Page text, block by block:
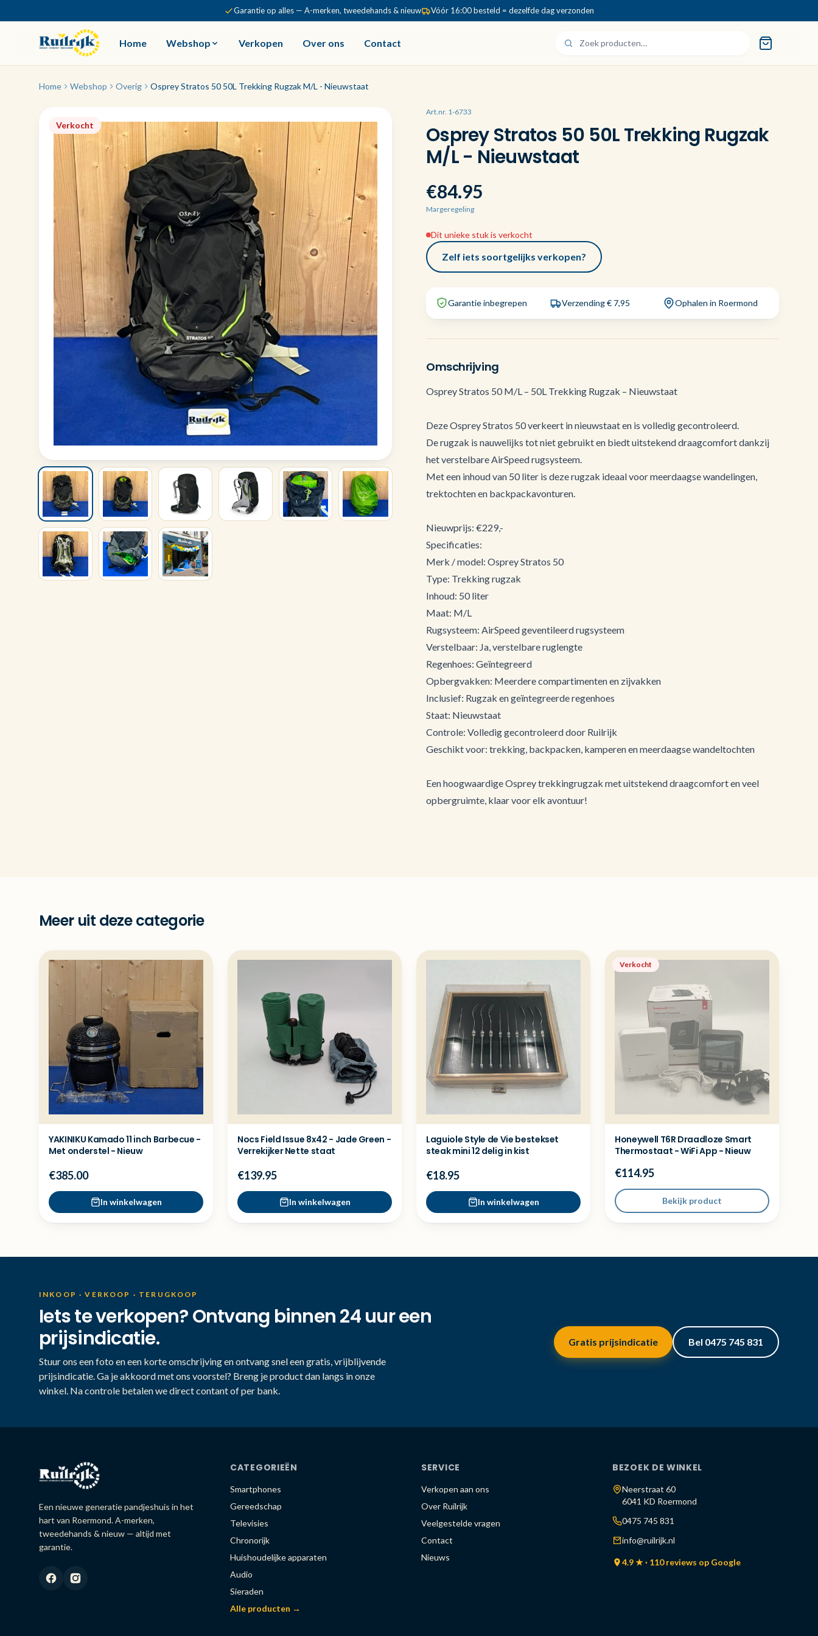
Garantie op alles — A-merken, tweedehands & nieuw Vóór 16:00 besteld = dezelfde dag verzonden
Home Webshop Verkopen Over ons Contact
Home Webshop Overig Osprey Stratos 50 50L Trekking Rugzak M/L - Nieuwstaat
Verkocht
Art.nr. 1-6733
Osprey Stratos 50 50L Trekking Rugzak
M/L - Nieuwstaat
€84.95
Margeregeling
Dit unieke stuk is verkocht
Zelf iets soortgelijks verkopen?
Garantie inbegrepen Verzending € 7,95 Ophalen in Roermond
Omschrijving
Osprey Stratos 50 M/L – 50L Trekking Rugzak – Nieuwstaat
Deze Osprey Stratos 50 verkeert in nieuwstaat en is volledig gecontroleerd.
De rugzak is nauwelijks tot niet gebruikt en biedt uitstekend draagcomfort dankzij
het verstelbare AirSpeed rugsysteem.
Met een inhoud van 50 liter is deze rugzak ideaal voor meerdaagse wandelingen,
trektochten en backpackavonturen.
Nieuwprijs: €229,-
Specificaties:
Merk / model: Osprey Stratos 50
Type: Trekking rugzak
Inhoud: 50 liter
Maat: M/L
Rugsysteem: AirSpeed geventileerd rugsysteem
Verstelbaar: Ja, verstelbare ruglengte
Regenhoes: Geïntegreerd
Opbergvakken: Meerdere compartimenten en zijvakken
Inclusief: Rugzak en geïntegreerde regenhoes
Staat: Nieuwstaat
Controle: Volledig gecontroleerd door Ruilrijk
Geschikt voor: trekking, backpacken, kamperen en meerdaagse wandeltochten
Een hoogwaardige Osprey trekkingrugzak met uitstekend draagcomfort en veel
opbergruimte, klaar voor elk avontuur!
Meer uit deze categorie
YAKINIKU Kamado 11 inch Barbecue -
Met onderstel - Nieuw
€385.00
In winkelwagen
Nocs Field Issue 8x42 - Jade Green -
Verrekijker Nette staat
€139.95
In winkelwagen
Laguiole Style de Vie bestekset
steak mini 12 delig in kist
€18.95
In winkelwagen
Verkocht
Honeywell T6R Draadloze Smart
Thermostaat - WiFi App - Nieuw
€114.95
Bekijk product
INKOOP · VERKOOP · TERUGKOOP
Iets te verkopen? Ontvang binnen 24 uur een
prijsindicatie.
Stuur ons een foto en een korte omschrijving en ontvang snel een gratis, vrijblijvende
prijsindicatie. Ga je akkoord met ons voorstel? Breng je product dan langs in onze
winkel. Na controle betalen we direct contant of per bank.
Gratis prijsindicatie Bel 0475 745 831
Een nieuwe generatie pandjeshuis in het
hart van Roermond. A-merken,
tweedehands & nieuw — altijd met
garantie.
CATEGORIEËN
Smartphones
Gereedschap
Televisies
Chronorijk
Huishoudelijke apparaten
Audio
Sieraden
Alle producten →
SERVICE
Verkopen aan ons
Over Ruilrijk
Veelgestelde vragen
Contact
Nieuws
BEZOEK DE WINKEL
Neerstraat 60
6041 KD Roermond
0475 745 831
info@ruilrijk.nl
4.9 ★ · 110 reviews op Google